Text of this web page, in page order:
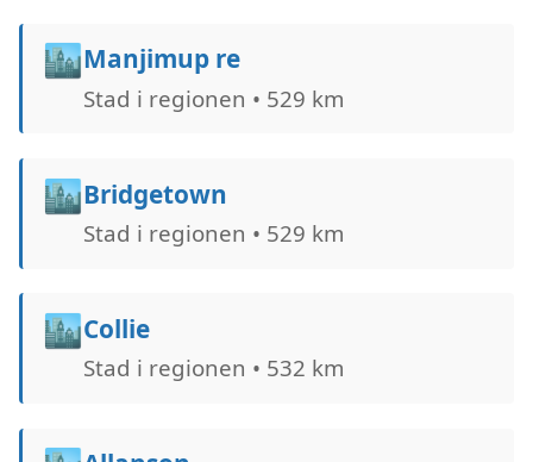
🏙️Manjimup re
Stad i regionen • 529 km
🏙️Bridgetown
Stad i regionen • 529 km
🏙️Collie
Stad i regionen • 532 km